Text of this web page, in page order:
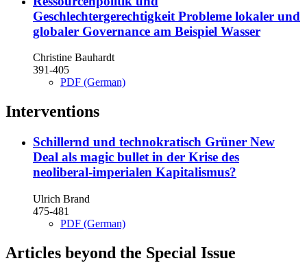
Geschlechtergerechtigkeit Probleme lokaler und
globaler Governance am Beispiel Wasser
Christine Bauhardt
391-405
PDF (German)
Interventions
Schillernd und technokratisch Grüner New
Deal als magic bullet in der Krise des
neoliberal-imperialen Kapitalismus?
Ulrich Brand
475-481
PDF (German)
Articles beyond the Special Issue